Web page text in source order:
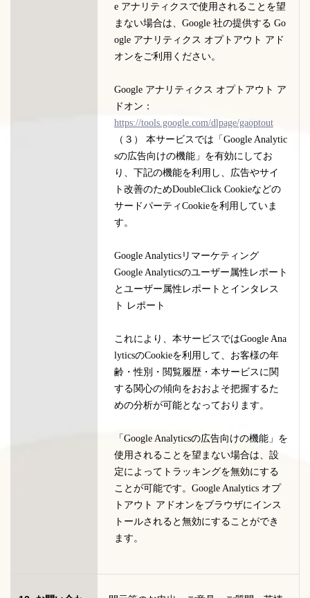
e アナリティクスで使用されることを望
まない場合は、Google 社の提供する Go
ogle アナリティクス オプトアウト アド
オンをご利用ください。
Google アナリティクス オプトアウト ア
ドオン：
https://tools.google.com/dlpage/gaoptout
（３） 本サービスでは「Google Analytic
sの広告向けの機能」を有効にしてお
り、下記の機能を利用し、広告やサイ
ト改善のためDoubleClick Cookieなどの
サードパーティCookieを利用していま
す。
Google Analyticsリマーケティング
Google Analyticsのユーザー属性レポート
とユーザー属性レポートとインタレス
ト レポート
これにより、本サービスではGoogle Ana
lyticsのCookieを利用して、お客様の年
齢・性別・閲覧履歴・本サービスに関
する関心の傾向をおおよそ把握するた
めの分析が可能となっております。
「Google Analyticsの広告向けの機能」を
使用されることを望まない場合は、設
定によってトラッキングを無効にする
ことが可能です。Google Analytics オプ
トアウト アドオンをブラウザにインス
トールされると無効にすることができ
ます。